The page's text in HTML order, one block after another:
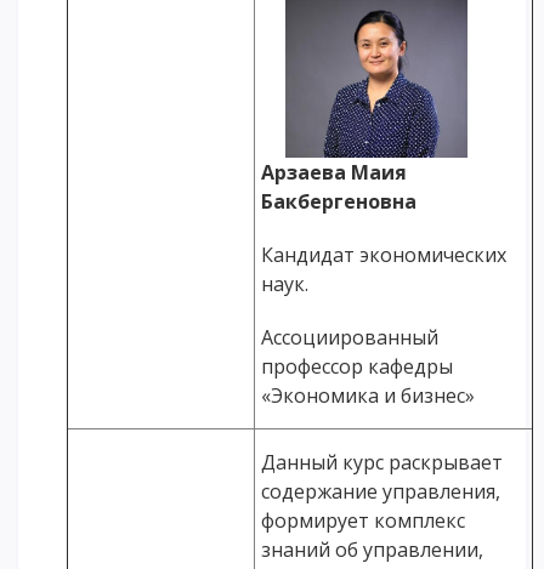
Арзаева Маия
Бакбергеновна
Кандидат экономических
наук.
Ассоциированный
профессор кафедры
«Экономика и бизнес»
Данный курс раскрывает
содержание управления,
формирует комплекс
знаний об управлении,